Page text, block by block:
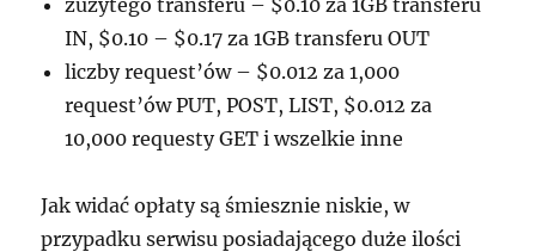
zużytego transferu – $0.10 za 1GB transferu
IN, $0.10 – $0.17 za 1GB transferu OUT
liczby request’ów – $0.012 za 1,000
request’ów PUT, POST, LIST, $0.012 za
10,000 requesty GET i wszelkie inne
Jak widać opłaty są śmiesznie niskie, w
przypadku serwisu posiadającego duże ilości